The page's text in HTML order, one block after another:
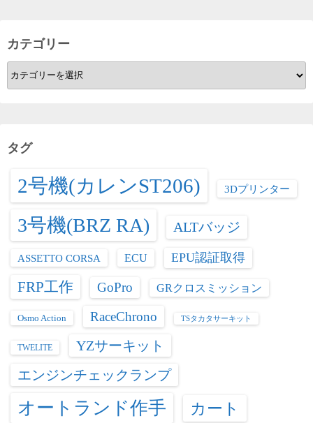
カテゴリー
カ
テ
ー
タグ
2号機(カレンST206) 3Dプリンター
3号機(BRZ RA) ALTバッジ
ASSETTO CORSA ECU EPU認証取得
FRP工作 GoPro GRクロスミッション
Osmo Action RaceChrono TSタカタサーキット
TWELITE
YZサーキット
エンジンチェックランプ
オートランド作手 カート